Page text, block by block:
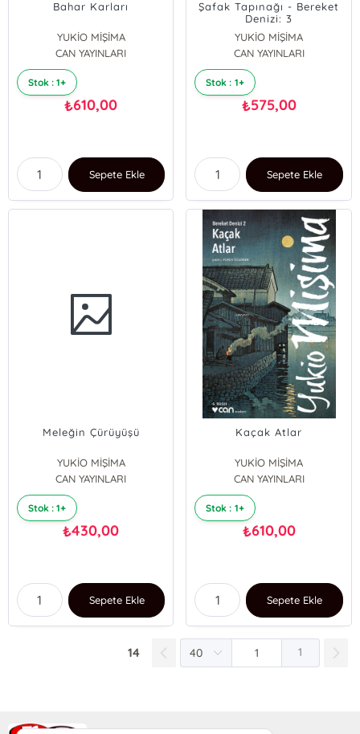
Bahar Karları
YUKİO MİŞİMA
CAN YAYINLARI
Stok : 1+
₺610,00
Sepete Ekle
Şafak Tapınağı - Bereket
Denizi: 3
YUKİO MİŞİMA
CAN YAYINLARI
Stok : 1+
₺575,00
Sepete Ekle
Meleğin Çürüyüşü
YUKİO MİŞİMA
CAN YAYINLARI
Stok : 1+
₺430,00
Sepete Ekle
Kaçak Atlar
YUKİO MİŞİMA
CAN YAYINLARI
Stok : 1+
₺610,00
Sepete Ekle
14 1